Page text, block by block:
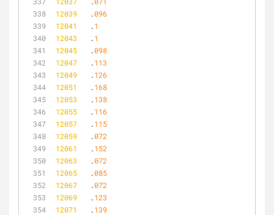
12039
	.
096
12041
	.
1
12043
	.
1
12045
	.
098
12047
	.
113
12049
	.
126
12051
	.
168
12053
	.
138
12055
	.
116
12057
	.
115
12059
	.
072
12061
	.
152
12063
	.
072
12065
	.
085
12067
	.
072
12069
	.
123
12071
	.
139